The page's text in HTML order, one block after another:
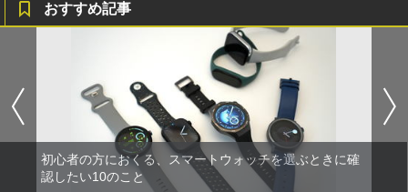
おすすめ記事
初心者の方におくる、スマートウォッチを選ぶときに確
認したい10のこと